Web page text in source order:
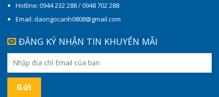
Hotline: 0944 232 288 / 0948 702 288
Email: daongocanh0808@gmail.com
ĐĂNG KÝ NHẬN TIN KHUYẾN MÃI